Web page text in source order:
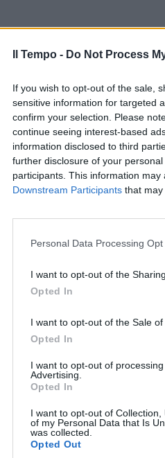
Il Tempo - Do Not Process
If you wish to opt-out of the sale,
sensitive information for targeted
confirm your selection. Please
continue seeing interest-based
information disclosed to third
further disclosure of your
participants. This information
Downstream Participants that may
Personal Data Processing
I want to opt-out of the
Opted In
I want to opt-out of the Sale of
Opted In
I want to opt-out of
Advertising.
Opted In
I want to opt-out of
of my Personal Data that Is
was collected.
Opted Out
DI FINANZA
oltre 6 milioni di
menù: Antimafia,
di fuoco,
Cloudfare
inchiesta e
della sinistra